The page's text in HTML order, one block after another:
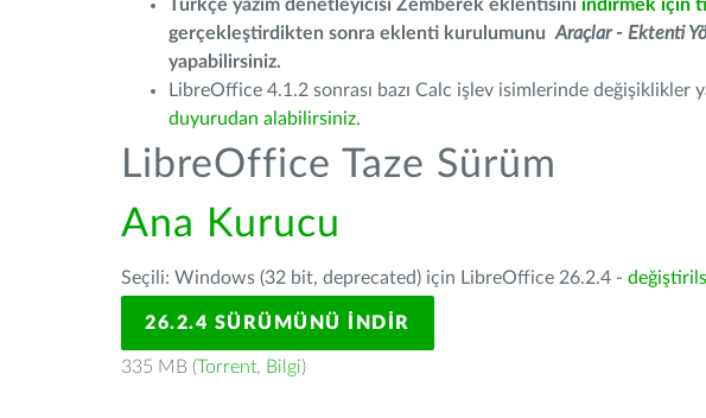
Türkçe yazım denetleyicisi Zemberek eklentisini indirmek için
gerçekleştirdikten sonra eklenti kurulumunu Araçlar - Ektenti
yapabilirsiniz.
LibreOffice 4.1.2 sonrası bazı Calc işlev isimlerinde değişiklikler
duyurudan alabilirsiniz.
LibreOffice Taze Sürüm
Ana Kurucu
Seçili: Windows (32 bit, deprecated) için LibreOffice 26.2.4 -
26.2.4 SÜRÜMÜNÜ İNDIR
335 MB (Torrent, Bilgi)